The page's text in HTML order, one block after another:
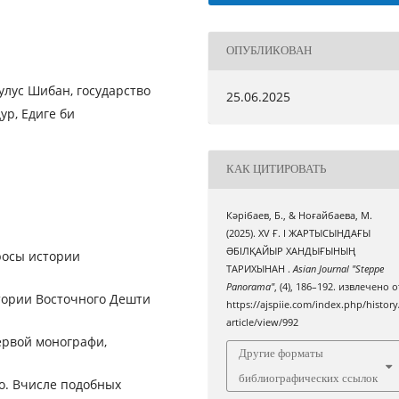
Шибан, государство
Едиге би
истории
Восточного Дешти
монографи,
Вчисле подобных
ОПУБЛИКОВАН
25.06.2025
КАК ЦИТИРОВАТЬ
Кәрібаев, Б., & Ноғайбаева, М.
(2025). XV Ғ. I ЖАРТЫСЫНДАҒЫ
ƏБІЛҚАЙЫР ХАНДЫҒЫНЫҢ
ТАРИХЫНАН .Asian Journal "Steppe
Panorama", (4), 186–192. извлечено
https://ajspiie.com/index.php/
article/view/992
Другие форматы
библиографических ссылок